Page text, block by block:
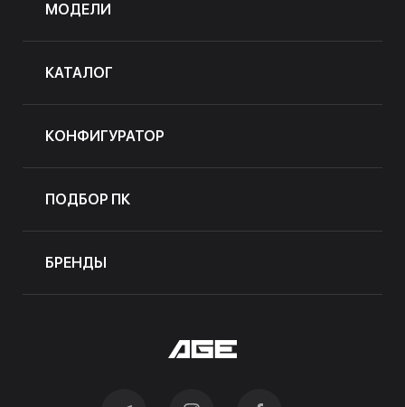
МОДЕЛИ
КАТАЛОГ
КОНФИГУРАТОР
ПОДБОР ПК
БРЕНДЫ